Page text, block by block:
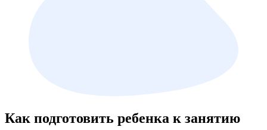
Как подготовить ребенка к занятию